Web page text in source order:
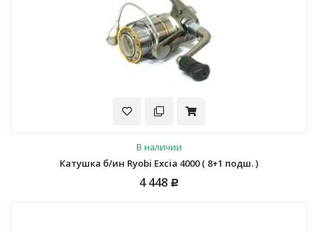
В наличии
Катушка б/ин Ryobi Excia 4000 ( 8+1 подш. )
4 448 Р